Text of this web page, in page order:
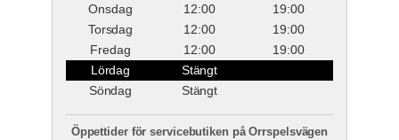
Onsdag
12:00
19:00
Torsdag
12:00
19:00
Fredag
12:00
19:00
Lördag
Stängt
Söndag
Stängt
Öppettider för servicebutiken på Orrspelsvägen